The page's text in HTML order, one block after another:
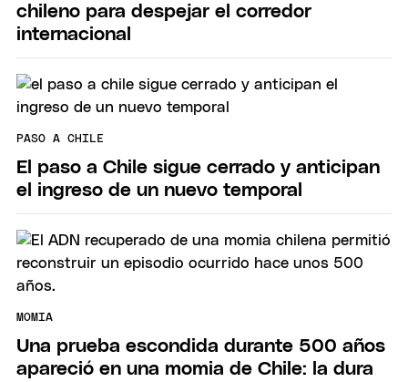
chileno para despejar el corredor
internacional
PASO A CHILE
El paso a Chile sigue cerrado y anticipan
el ingreso de un nuevo temporal
MOMIA
Una prueba escondida durante 500 años
apareció en una momia de Chile: la dura